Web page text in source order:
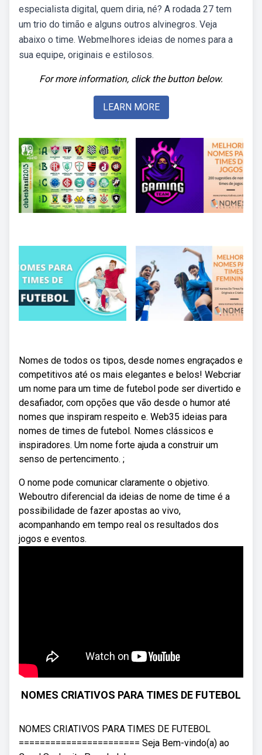
especialista digital, quem diria, né? A rodada 27 tem
um trio do timão e alguns outros alvinegros. Veja
abaixo o time. Webmelhores ideias de nomes para a
sua equipe, originais e estilosos.
For more information, click the button below.
LEARN MORE
Nomes de todos os tipos, desde nomes engraçados e
competitivos até os mais elegantes e belos! Webcriar
um nome para um time de futebol pode ser divertido e
desafiador, com opções que vão desde o humor até
nomes que inspiram respeito e. Web35 ideias para
nomes de times de futebol. Nomes clássicos e
inspiradores. Um nome forte ajuda a construir um
senso de pertencimento. ;
O nome pode comunicar claramente o objetivo.
Weboutro diferencial da ideias de nome de time é a
possibilidade de fazer apostas ao vivo,
acompanhando em tempo real os resultados dos
jogos e eventos.
NOMES CRIATIVOS PARA TIMES DE FUTEBOL
NOMES CRIATIVOS PARA TIMES DE FUTEBOL
======================= Seja Bem-vindo(a) ao